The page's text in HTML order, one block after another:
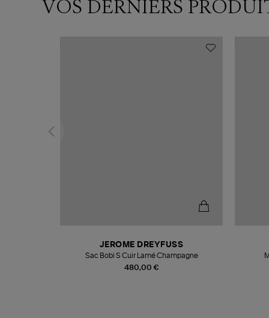
VOS DERNIERS
480,00 €
JEROME DREYFUSS
Sac Bobi S Cuir Lamé Champagne